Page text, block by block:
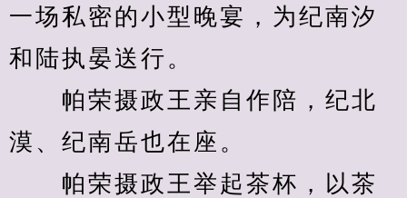
一场私密的小型晚宴，为纪南汐
和陆执晏送行。
帕荣摄政王亲自作陪，纪北
漠、纪南岳也在座。
帕荣摄政王举起茶杯，以茶